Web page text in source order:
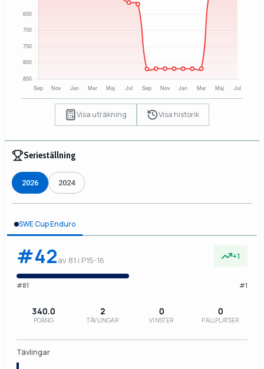
Visa uträkning Visa historik
Serieställning
2026 2024
SWE Cup Enduro
#42av 81 i P15-16 +1
#81 #1
340.0
POÄNG
2
TÄVLINGAR
0
VINSTER
0
PALLPLATSER
Tävlingar